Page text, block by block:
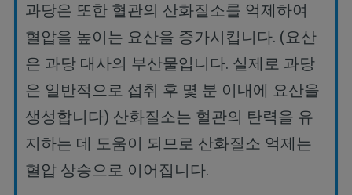
과당은 또한 혈관의 산화질소를 억제하여
혈압을 높이는 요산을 증가시킵니다. (요산
은 과당 대사의 부산물입니다. 실제로 과당
은 일반적으로 섭취 후 몇 분 이내에 요산을
생성합니다) 산화질소는 혈관의 탄력을 유
지하는 데 도움이 되므로 산화질소 억제는
혈압 상승으로 이어집니다.